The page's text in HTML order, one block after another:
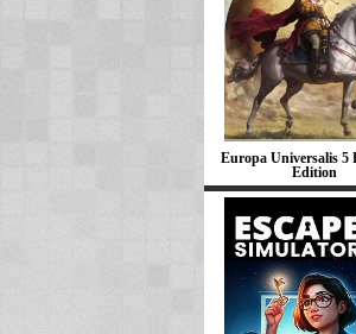
Europa Universalis 5
Edition